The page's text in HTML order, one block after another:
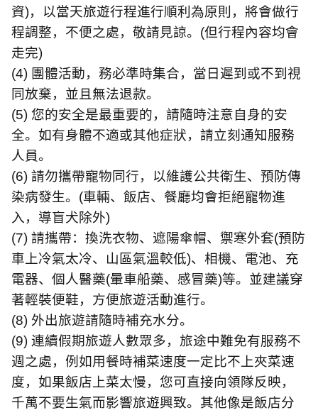
資)，以當天旅遊行程進行順利為原則，將會做行
程調整，不便之處，敬請見諒。 (但行程內容均會
走完)
(4) 團體活動，務必準時集合，當日遲到或不到視
同放棄，並且無法退款。
(5) 您的安全是最重要的，請隨時注意自身的安
全。如有身體不適或其他症狀，請立刻通知服務
人員。
(6) 請勿攜帶寵物同行，以維護公共衛生、預防傳
染病發生。 (車輛、飯店、餐廳均會拒絕寵物進
入，導盲犬除外)
(7) 請攜帶：換洗衣物、遮陽傘帽、禦寒外套(預防
車上冷氣太冷、山區氣溫較低)、相機、電池、充
電器、個人醫藥(暈車船藥、感冒藥)等。並建議穿
著輕裝便鞋，方便旅遊活動進行。
(8) 外出旅遊請隨時補充水分。
(9) 連續假期旅遊人數眾多，旅途中難免有服務不
週之處，例如用餐時補菜速度一定比不上夾菜速
度，如果飯店上菜太慢，您可直接向領隊反映，
千萬不要生氣而影響旅遊興致。其他像是飯店分